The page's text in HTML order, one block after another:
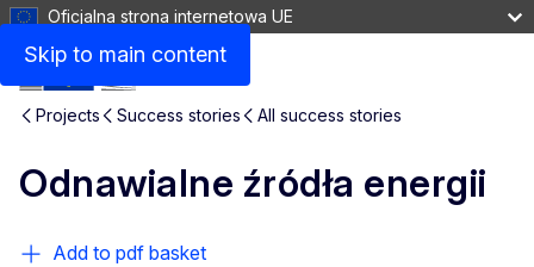
Skip to main content
Oficjalna strona internetowa UE
Projects Success stories All success stories
Odnawialne źródła energii
Add to pdf basket